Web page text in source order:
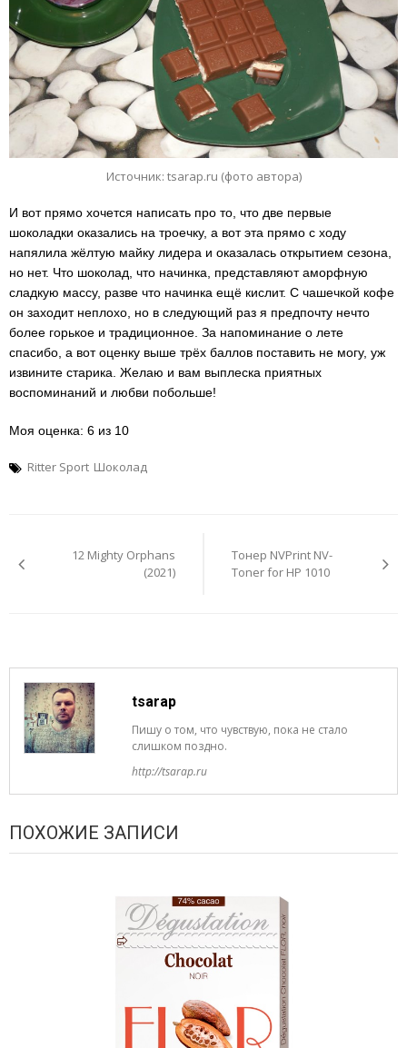
Источник: tsarap.ru (фото автора)
И вот прямо хочется написать про то, что две первые
шоколадки оказались на троечку, а вот эта прямо с ходу
напялила жёлтую майку лидера и оказалась открытием сезона,
но нет. Что шоколад, что начинка, представляют аморфную
сладкую массу, разве что начинка ещё кислит. С чашечкой кофе
он заходит неплохо, но в следующий раз я предпочту нечто
более горькое и традиционное. За напоминание о лете
спасибо, а вот оценку выше трёх баллов поставить не могу, уж
извините старика. Желаю и вам выплеска приятных
воспоминаний и любви побольше!
Моя оценка: 6 из 10
Ritter Sport Шоколад
записям12 Mighty Orphans
(2021)
Тонер NVPrint NV-
Toner for HP 1010
tsarap
Пишу о том, что чувствую, пока не стало
слишком поздно.
http://tsarap.ru
ПОХОЖИЕ ЗАПИСИ